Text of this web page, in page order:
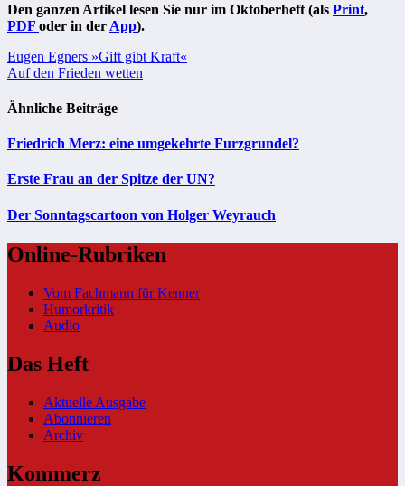
Den ganzen Artikel lesen Sie nur im Oktoberheft (als Print,
PDF oder in der App).
Beitragsnavigation
Eugen Egners »Gift gibt Kraft«
Auf den Frieden wetten
Ähnliche Beiträge
Friedrich Merz: eine umgekehrte Furzgrundel?
Erste Frau an der Spitze der UN?
Der Sonntagscartoon von Holger Weyrauch
Online-Rubriken
Vom Fachmann für Kenner
Humorkritik
Audio
Das Heft
Aktuelle Ausgabe
Abonnieren
Archiv
Kommerz